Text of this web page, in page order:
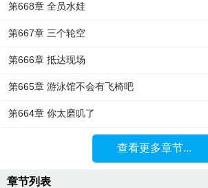
第668章 全员水娃
第667章 三个轮空
第666章 抵达现场
第665章 游泳馆不会有飞椅吧
第664章 你太磨叽了
查看更多章节...
章节列表